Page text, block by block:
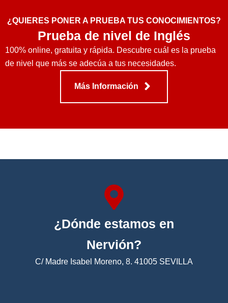
¿QUIERES PONER A PRUEBA TUS CONOCIMIENTOS?
Prueba de nivel de Inglés
100% online, gratuita y rápida. Descubre cuál es la prueba
de nivel que más se adecúa a tus necesidades.
Más Información
¿Dónde estamos en
Nervión?
C/ Madre Isabel Moreno, 8. 41005 SEVILLA